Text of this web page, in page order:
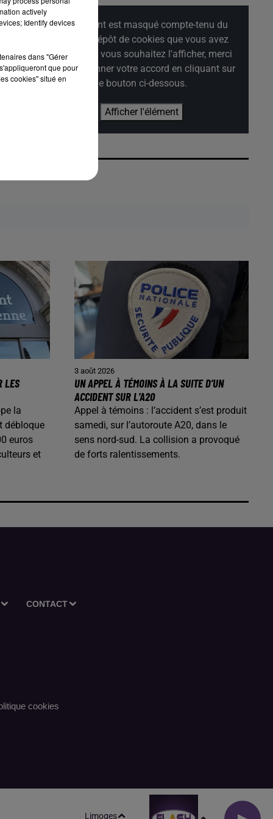
Cet élément est masqué compte-tenu du
refus du dépôt de cookies que vous avez
exprimé. Si vous souhaitez l'afficher, merci
de nous donner votre accord en cliquant sur
le bouton ci-dessous.
Afficher l'élément
LES
la
débloque
euros
et
3 août 2026
UN APPEL À TÉMOINS À LA SUITE D’UN
ACCIDENT SUR L’A20
Appel à témoins : l’accident s’est produit
samedi, sur l’autoroute A20, dans le
sens nord-sud. La collision a provoqué
de forts ralentissements.
CONTACT
Limoges
cookies
actively
Identify devices
dans "Gérer
que pour
cookies" situé en